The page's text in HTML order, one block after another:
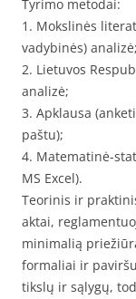
Tyrimo metodai:
1. Mokslinės
vadybinės) analizė;
2. Lietuvos
analizė;
3. Apklausa
paštu);
4. Matematinė-
MS Excel).
Teorinis ir
aktai,
minimalią
formaliai ir
tikslų ir sąlygų,